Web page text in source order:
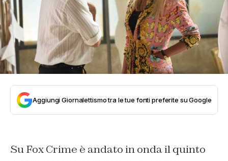
Aggiungi Giornalettismo tra le tue fonti preferite su Google
Su Fox Crime è andato in onda il quinto